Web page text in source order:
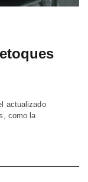
actualizado
como la